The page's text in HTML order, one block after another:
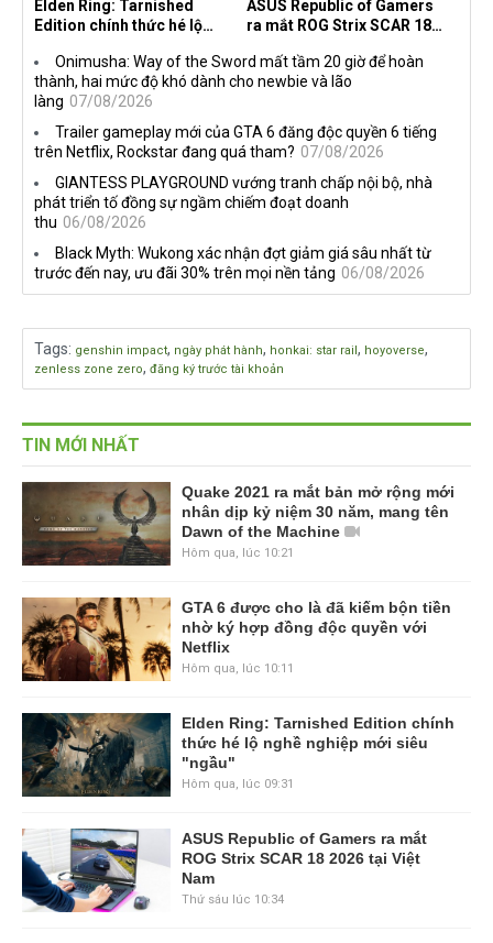
Elden Ring: Tarnished
Edition chính thức hé lộ
ASUS Republic of Gamers
ra mắt ROG Strix SCAR 18
Onimusha: Way of the Sword mất tầm 20 giờ để hoàn
thành, hai mức độ khó dành cho newbie và lão
làng 07/08/2026
Trailer gameplay mới của GTA 6 đăng độc quyền 6 tiếng
trên Netflix, Rockstar đang quá tham? 07/08/2026
GIANTESS PLAYGROUND vướng tranh chấp nội bộ, nhà
phát triển tố đồng sự ngầm chiếm đoạt doanh
thu 06/08/2026
Black Myth: Wukong xác nhận đợt giảm giá sâu nhất từ
trước đến nay, ưu đãi 30% trên mọi nền tảng 06/08/2026
Tags: genshin impact, ngày phát hành, honkai: star rail, hoyoverse,
zenless zone zero, đăng ký trước tài khoản
TIN MỚI NHẤT
Quake 2021 ra mắt bản mở rộng mới
nhân dịp kỷ niệm 30 năm, mang tên
Dawn of the Machine
Hôm qua, lúc 10:21
GTA 6 được cho là đã kiếm bộn tiền
nhờ ký hợp đồng độc quyền với
Netflix
Hôm qua, lúc 10:11
Elden Ring: Tarnished Edition chính
thức hé lộ nghề nghiệp mới siêu
"ngầu"
Hôm qua, lúc 09:31
ASUS Republic of Gamers ra mắt
ROG Strix SCAR 18 2026 tại Việt
Nam
Thứ sáu lúc 10:34